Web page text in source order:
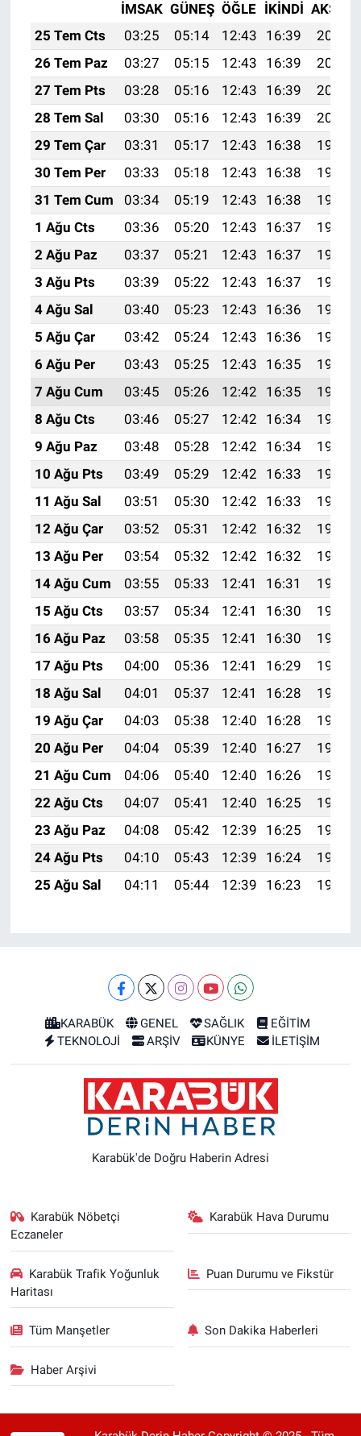
İMSAK GÜNEŞ ÖĞLE İKINDI AKŞAM
25 Tem Cts
03:25 05:14 12:43 16:39
20:03
26 Tem Paz
03:27 05:15 12:43 16:39
20:02
27 Tem Pts
03:28 05:16 12:43 16:39
20:01
28 Tem Sal
03:30 05:16 12:43 16:39
20:00
29 Tem Çar
03:31 05:17 12:43 16:38
19:59
30 Tem Per
03:33 05:18 12:43 16:38
19:58
31 Tem Cum
03:34 05:19 12:43 16:38
19:57
1 Ağu Cts
03:36 05:20 12:43 16:37
19:56
2 Ağu Paz
03:37 05:21 12:43 16:37
19:55
3 Ağu Pts
03:39 05:22 12:43 16:37
19:54
4 Ağu Sal
03:40 05:23 12:43 16:36
19:52
5 Ağu Çar
03:42 05:24 12:43 16:36
19:51
6 Ağu Per
03:43 05:25 12:43 16:35
19:50
7 Ağu Cum
03:45 05:26 12:42 16:35
19:49
8 Ağu Cts
03:46 05:27 12:42 16:34
19:48
9 Ağu Paz
03:48 05:28 12:42 16:34
19:46
10 Ağu Pts
03:49 05:29 12:42 16:33
19:45
11 Ağu Sal
03:51 05:30 12:42 16:33
19:44
12 Ağu Çar
03:52 05:31 12:42 16:32
19:42
13 Ağu Per
03:54 05:32 12:42 16:32
19:41
14 Ağu Cum
03:55 05:33 12:41 16:31
19:40
15 Ağu Cts
03:57 05:34 12:41 16:30
19:38
16 Ağu Paz
03:58 05:35 12:41 16:30
19:37
17 Ağu Pts
04:00 05:36 12:41 16:29
19:36
18 Ağu Sal
04:01 05:37 12:41 16:28
19:34
19 Ağu Çar
04:03 05:38 12:40 16:28
19:33
20 Ağu Per
04:04 05:39 12:40 16:27
19:31
21 Ağu Cum
04:06 05:40 12:40 16:26
19:30
22 Ağu Cts
04:07 05:41 12:40 16:25
19:28
23 Ağu Paz
04:08 05:42 12:39 16:25
19:27
24 Ağu Pts
04:10 05:43 12:39 16:24
19:25
25 Ağu Sal
04:11 05:44 12:39 16:23 19:24
KARABÜK GENEL SAĞLIK
EĞİTİM
TEKNOLOJİ
ARŞİV KÜNYE İLETİŞİM
Karabük'de Doğru Haberin Adresi
Karabük Nöbetçi
Eczaneler
Karabük Hava Durumu
Karabük Trafik Yoğunluk
Haritası
Puan Durumu ve Fikstür
Tüm Manşetler Son Dakika Haberleri
Haber Arşivi